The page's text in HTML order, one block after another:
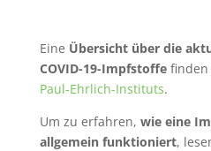
Eine Übersicht über die
COVID-19-Impfstoffefinden
Paul-Ehrlich-Instituts.
Um zu erfahren, wie eine
allgemein funktioniert,